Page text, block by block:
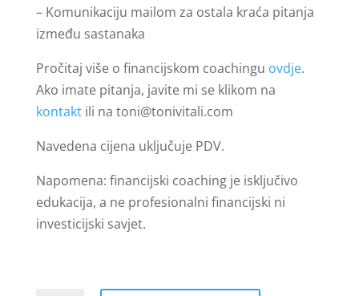
– Komunikaciju mailom za ostala kraća pitanja
između sastanaka
Pročitaj više o financijskom coachingu ovdje.
Ako imate pitanja, javite mi se klikom na
kontaktili na toni@tonivitali.com
Navedena cijena uključuje PDV.
Napomena: financijski coaching je isključivo
edukacija, a ne profesionalni financijski ni
investicijski savjet.